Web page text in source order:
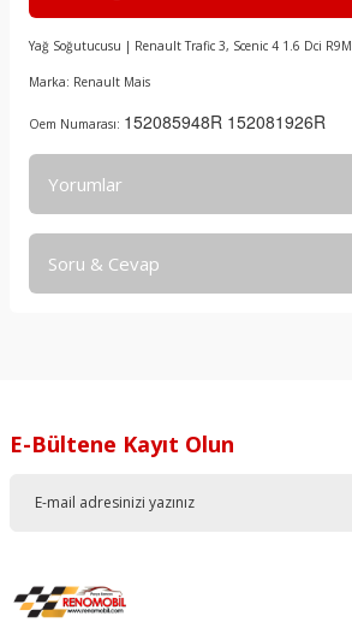
Yağ Soğutucusu | Renault Trafic 3, Scenic 4 1.6 Dci R9M
Marka: Renault Mais
Oem Numarası: 152085948R 152081926R
Yorumlar
Soru & Cevap
E-Bültene Kayıt Olun